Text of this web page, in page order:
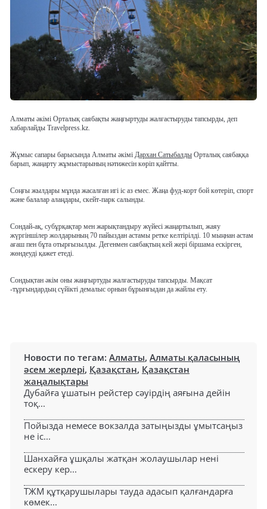
Алматы әкімі Орталық саябақты жаңғыртуды жалғастыруды тапсырды, деп
хабарлайды Travelpress.kz.
Жұмыс сапары барысында Алматы әкімі Дархан Сатыбалды Орталық саябаққа
барып, жаңарту жұмыстарының нәтижесін көріп қайтты.
Соңғы жылдары мұнда жасалған игі іс аз емес. Жаңа фуд-корт бой көтеріп, спорт
және балалар алаңдары, скейт-парк салынды.
Сондай-ақ, субұрқақтар мен жарықтандыру жүйесі жаңартылып, жаяу
жүргіншілер жолдарының 70 пайыздан астамы ретке келтірілді. 10 мыңнан астам
ағаш пен бұта отырғызылды. Дегенмен саябақтың кей жері біршама ескірген,
жөндеуді қажет етеді.
Сондықтан әкім оны жаңғыртуды жалғастыруды тапсырды. Мақсат
-тұрғындардың сүйікті демалыс орнын бұрынғыдан да жайлы ету.
Новости по тегам: Алматы, Алматы қаласының
әсем жерлері, Қазақстан, Қазақстан
жаңалықтары
Дубайға ұшатын рейстер сәуірдің аяғына дейін
тоқ...
Пойызда немесе вокзалда затыңызды ұмытсаңыз
не іс...
Шанхайға ұшқалы жатқан жолаушылар нені
ескеру кер...
ТЖМ құтқарушылары тауда адасып қалғандарға
көмек...